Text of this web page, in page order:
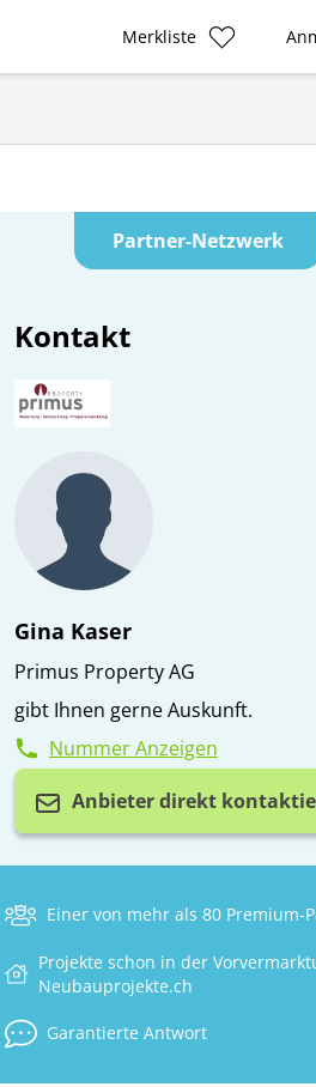
Merkliste
Partner-Netzwerk
Kontakt
Gina Kaser
Primus Property AG
gibt Ihnen gerne Auskunft.
Nummer Anzeigen
Anbieter direkt
Einer von mehr als 80 Premium-
Projekte schon in der
Neubauprojekte.ch
Garantierte Antwort